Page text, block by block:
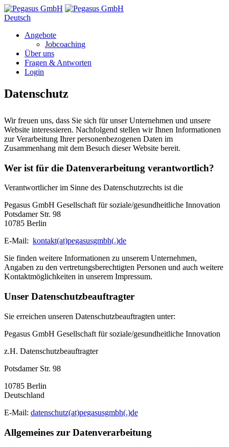
Deutsch
Angebote
Jobcoaching
Über uns
Fragen & Antworten
Login
Datenschutz
Wir freuen uns, dass Sie sich für unser Unternehmen und unsere
Website interessieren. Nachfolgend stellen wir Ihnen Informationen
zur Verarbeitung Ihrer personenbezogenen Daten im
Zusammenhang mit dem Besuch dieser Website bereit.
Wer ist für die Datenverarbeitung verantwortlich?
Verantwortlicher im Sinne des Datenschutzrechts ist die
Pegasus GmbH Gesellschaft für soziale/gesundheitliche Innovation
Potsdamer Str. 98
10785 Berlin
E-Mail: kontakt(at)pegasusgmbh(.)de
Sie finden weitere Informationen zu unserem Unternehmen,
Angaben zu den vertretungsberechtigten Personen und auch weitere
Kontaktmöglichkeiten in unserem Impressum.
Unser Datenschutzbeauftragter
Sie erreichen unseren Datenschutzbeauftragten unter:
Pegasus GmbH Gesellschaft für soziale/gesundheitliche Innovation
z.H. Datenschutzbeauftragter
Potsdamer Str. 98
10785 Berlin
Deutschland
E-Mail: datenschutz(at)pegasusgmbh(.)de
Allgemeines zur Datenverarbeitung